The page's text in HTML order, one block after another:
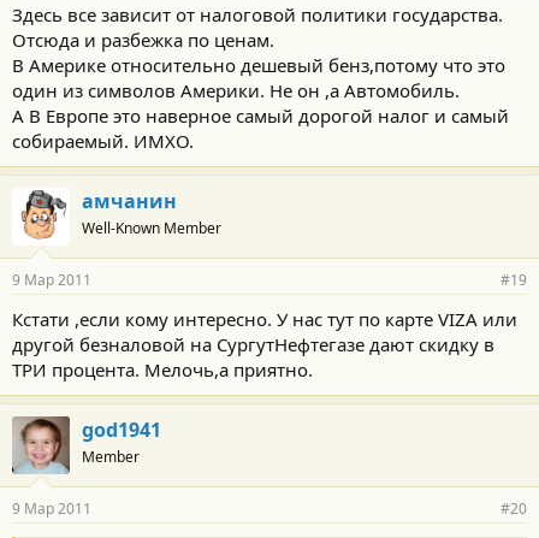
Здесь все зависит от налоговой политики государства.
Отсюда и разбежка по ценам.
В Америке относительно дешевый бенз,потому что это
один из символов Америки. Не он ,а Автомобиль.
А В Европе это наверное самый дорогой налог и самый
собираемый. ИМХО.
амчанин
Well-Known Member
9 Мар 2011 #19
Кстати ,если кому интересно. У нас тут по карте VIZA или
другой безналовой на СургутНефтегазе дают скидку в
ТРИ процента. Мелочь,а приятно.
god1941
Member
9 Мар 2011 #20